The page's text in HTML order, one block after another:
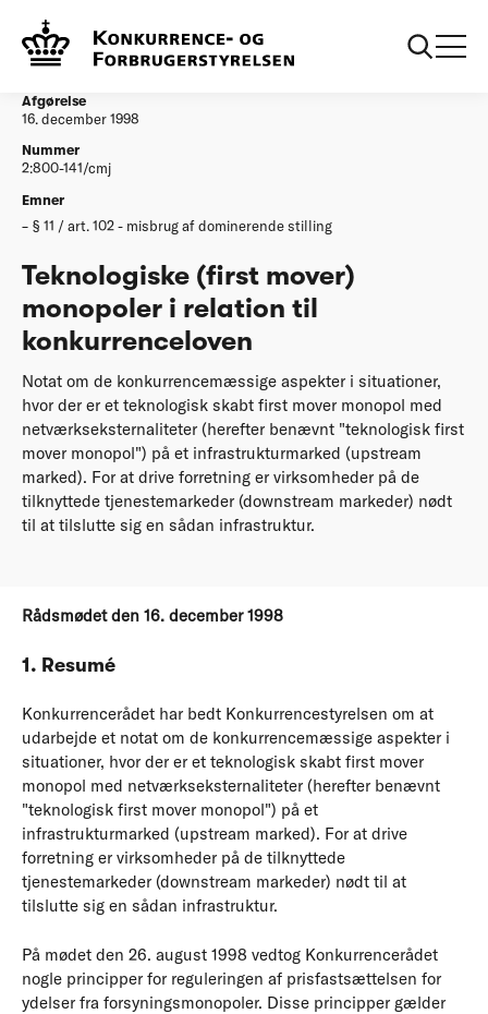
Afgørelser
konkurrenceloven
Afgørelse
16. december 1998
Nummer
2:800-141/cmj
Emner
§ 11 / art. 102 - misbrug af dominerende stilling
Teknologiske (first mover)
monopoler i relation til
konkurrenceloven
Notat om de konkurrencemæssige aspekter i situationer,
hvor der er et teknologisk skabt first mover monopol med
netværkseksternaliteter (herefter benævnt "teknologisk first
mover monopol") på et infrastrukturmarked (upstream
marked). For at drive forretning er virksomheder på de
tilknyttede tjenestemarkeder (downstream markeder) nødt
til at tilslutte sig en sådan infrastruktur.
Rådsmødet den 16. december 1998
1. Resumé
Konkurrencerådet har bedt Konkurrencestyrelsen om at
udarbejde et notat om de konkurrencemæssige aspekter i
situationer, hvor der er et teknologisk skabt first mover
monopol med netværkseksternaliteter (herefter benævnt
"teknologisk first mover monopol") på et
infrastrukturmarked (upstream marked). For at drive
forretning er virksomheder på de tilknyttede
tjenestemarkeder (downstream markeder) nødt til at
tilslutte sig en sådan infrastruktur.
På mødet den 26. august 1998 vedtog Konkurrencerådet
nogle principper for reguleringen af prisfastsættelsen for
ydelser fra forsyningsmonopoler. Disse principper gælder